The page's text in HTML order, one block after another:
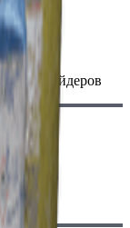
монет рейдеров